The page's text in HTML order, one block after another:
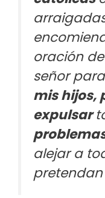
oración
señor
mis hijos,
expulsar
alejar a